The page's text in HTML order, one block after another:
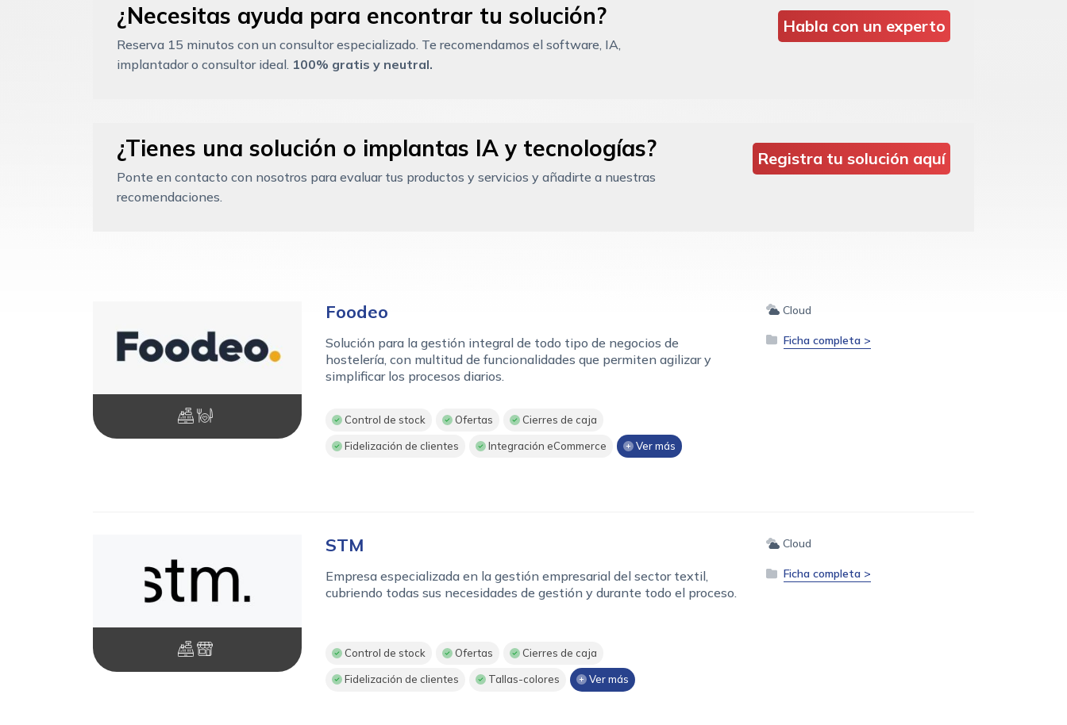
¿Necesitas ayuda para encontrar tu solución?
Reserva 15 minutos con un consultor especializado. Te recomendamos el software, IA,
implantador o consultor ideal. 100% gratis y neutral.
Habla con un experto
¿Tienes una solución o implantas IA y tecnologías?
Ponte en contacto con nosotros para evaluar tus productos y servicios y añadirte a nuestras
recomendaciones.
Registra tu solución aquí
Foodeo
Solución para la gestión integral de todo tipo de negocios de
hostelería, con multitud de funcionalidades que permiten agilizar y
simplificar los procesos diarios.
Control de stock Ofertas Cierres de caja
Fidelización de clientes Integración eCommerce Ver más
Cloud
Ficha completa >
STM
Empresa especializada en la gestión empresarial del sector textil,
cubriendo todas sus necesidades de gestión y durante todo el proceso.
Control de stock Ofertas Cierres de caja
Fidelización de clientes Tallas-colores Ver más
Cloud
Ficha completa >